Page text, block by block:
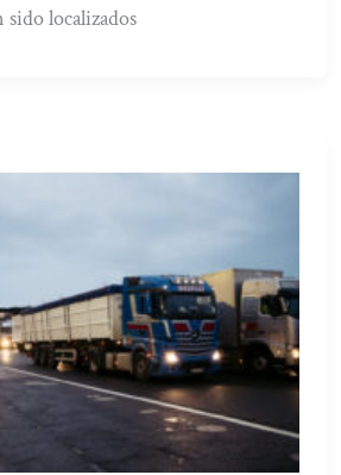
localizados